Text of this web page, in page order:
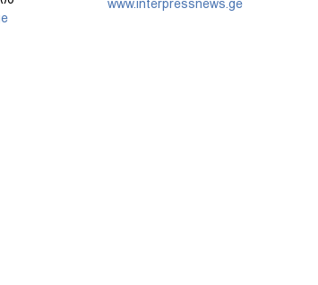
www.interpressnews.ge